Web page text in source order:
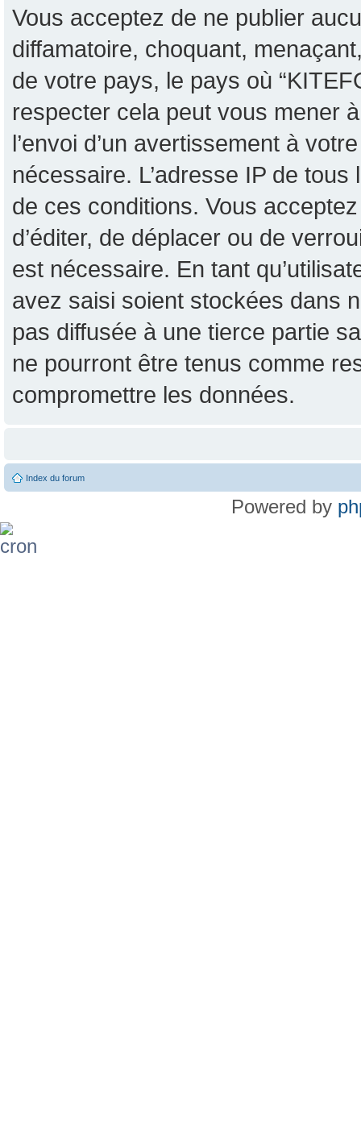
Vous acceptez de ne publier
diffamatoire, choquant,
de votre pays, le pays où
respecter cela peut vous mener
l’envoi d’un avertissement à
nécessaire. L’adresse IP de
de ces conditions. Vous
d’éditer, de déplacer ou de
est nécessaire. En tant
avez saisi soient stockées dans
pas diffusée à une tierce partie
ne pourront être tenus comme
compromettre les données.
Index du forum
Powered by